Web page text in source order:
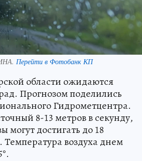
Перейти в Фотобанк КП
области ожидаются
Прогнозом поделились
Гидрометцентра.
8-13 метров в секунду,
могут достигать до 18
Температура воздуха днем